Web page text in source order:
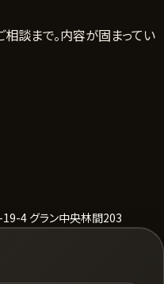
相談まで。内容が固まってい
4 グラン中央林間203